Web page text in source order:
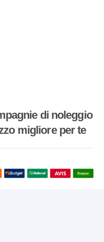
di noleggio
migliore per te